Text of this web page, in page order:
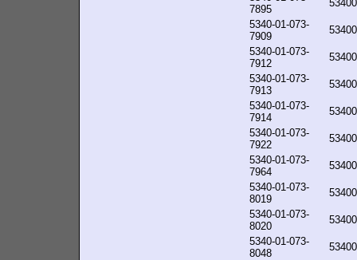
7895
5340-01-073-
7909
5340-01-073-
7912
5340-01-073-
7913
5340-01-073-
7914
5340-01-073-
7922
5340-01-073-
7964
5340-01-073-
8019
5340-01-073-
8020
5340-01-073-
8048